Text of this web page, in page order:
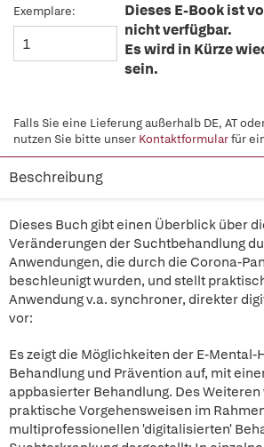
Exemplare:
Dieses E-Book ist
nicht verfügbar.
Es wird in Kürze
sein.
Falls Sie eine Lieferung außerhalb DE, AT
nutzen Sie bitte unser Kontaktformularfür
Beschreibung
Dieses Buch gibt einen Überblick über
Veränderungen der Suchtbehandlung
Anwendungen, die durch die Corona-
beschleunigt wurden, und stellt
Anwendung v.a. synchroner, direkter
vor:
Es zeigt die Möglichkeiten der E-Mental-
Behandlung und Prävention auf, mit
appbasierter Behandlung. Des
praktische Vorgehensweisen im
multiprofessionellen 'digitalisierten'